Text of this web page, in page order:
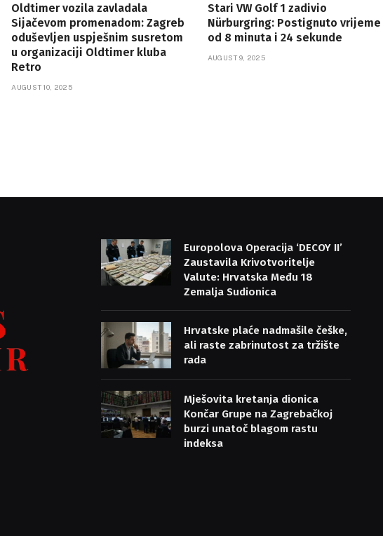
Oldtimer vozila zavladala
Sijačevom promenadom: Zagreb
oduševljen uspješnim susretom
u organizaciji Oldtimer kluba
Retro
AUGUST 10, 2025
Stari VW Golf 1 zadivio
Nürburgring: Postignuto vrijeme
od 8 minuta i 24 sekunde
AUGUST 9, 2025
Europolova Operacija ‘DECOY II’
Zaustavila Krivotvoritelje
Valute: Hrvatska Među 18
Zemalja Sudionica
Hrvatske plaće nadmašile češke,
ali raste zabrinutost za tržište
rada
Mješovita kretanja dionica
Končar Grupe na Zagrebačkoj
burzi unatoč blagom rastu
indeksa